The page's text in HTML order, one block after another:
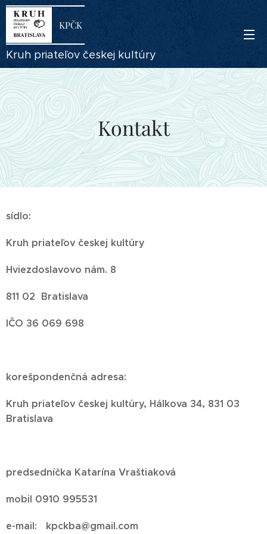
KPČK
Kruh priateľov českej kultúry
Kontakt
sídlo:
Kruh priateľov českej kultúry
Hviezdoslavovo nám. 8
811 02 Bratislava
IČO 36 069 698
korešpondenčná adresa:
Kruh priateľov českej kultúry, Hálkova 34, 831 03
Bratislava
predsedníčka Katarína Vraštiaková
mobil 0910 995531
e-mail: kpckba@gmail.com